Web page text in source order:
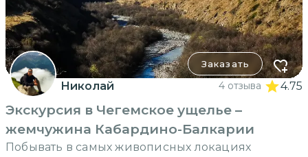
Заказать
Николай 4 отзыва 4.75
Экскурсия в Чегемское ущелье –
жемчужина Кабардино-Балкарии
Побывать в самых живописных локациях